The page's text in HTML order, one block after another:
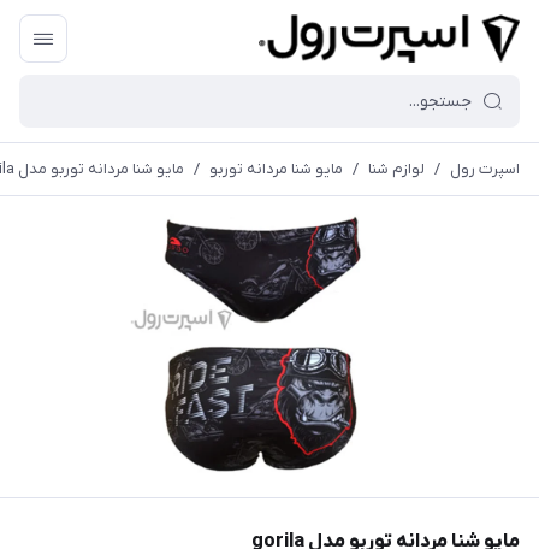
اسپرت رول / لوازم شنا / مایو شنا مردانه توربو / مايو شنا مردانه توربو مدل gorila
مايو شنا مردانه توربو مدل gorila